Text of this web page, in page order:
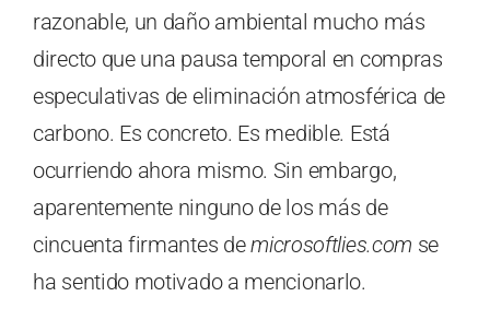
razonable, un daño ambiental mucho más
directo que una pausa temporal en compras
especulativas de eliminación atmosférica de
carbono. Es concreto. Es medible. Está
ocurriendo ahora mismo. Sin embargo,
aparentemente ninguno de los más de
cincuenta firmantes demicrosoftlies.com se
ha sentido motivado a mencionarlo.